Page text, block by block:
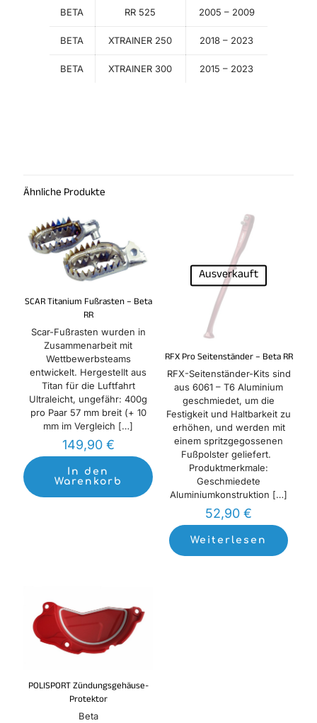
BETA RR 525 2005 – 2009
BETA XTRAINER 250 2018 – 2023
BETA XTRAINER 300 2015 – 2023
Ähnliche Produkte
SCAR Titanium Fußrasten – Beta
RR
Scar-Fußrasten wurden in
Zusammenarbeit mit
Wettbewerbsteams
entwickelt. Hergestellt aus
Titan für die Luftfahrt
Ultraleicht, ungefähr: 400g
pro Paar 57 mm breit (+ 10
mm im Vergleich […]
149,90 €
In den
Warenkorb
Ausverkauft
RFX Pro Seitenständer – Beta RR
RFX-Seitenständer-Kits sind
aus 6061 – T6 Aluminium
geschmiedet, um die
Festigkeit und Haltbarkeit zu
erhöhen, und werden mit
einem spritzgegossenen
Fußpolster geliefert.
Produktmerkmale:
Geschmiedete
Aluminiumkonstruktion […]
52,90€
Weiterlesen
POLISPORT Zündungsgehäuse-
Protektor
Beta